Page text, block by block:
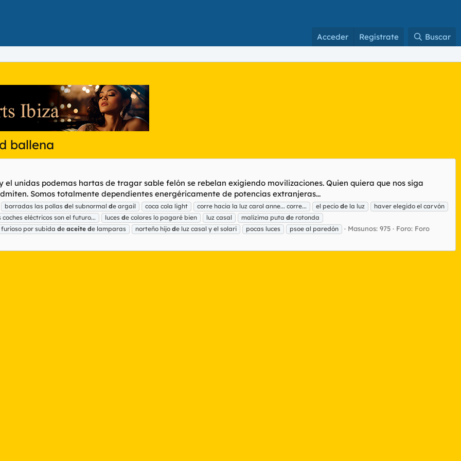
Acceder Regístrate Buscar
ballena
el unidas podemas hartas de tragar sable felón se rebelan exigiendo movilizaciones. Quien quiera que nos siga
Somos totalmente dependientes energéricamente de potencias extranjeras...
borradas las pollas del subnormal de argail coca cola light corre hacia la luz carol anne... corre... el pecio de la luz
haver elegido el carvón
coches eléctricos son el futuro... luces de colores lo pagaré bien luz casal malizima puta de rotonda
furioso por subida de aceite de lamparas norteño hijo de luz casal y el solari pocas luces psoe al paredón Masunos: 975 Foro: Foro